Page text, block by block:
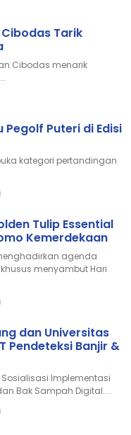
Cibodas Tarik
Cibodas menarik
Pegolf Puteri di Edisi
kategori pertandingan
Tulip Essential
Kemerdekaan
agenda
menyambut Hari
dan Universitas
Pendeteksi Banjir &
Implementasi
Bak Sampah Digital....